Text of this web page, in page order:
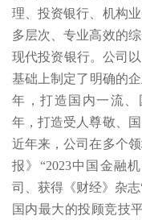
理、投资银行、机构
多层次、专业高效的
现代投资银行。公司
基础上制定了明确的
年，打造国内一流、
年，打造受人尊敬、
近年来，公司在多个
报》“2023中国金融
司、获得《财经》杂志
国内最大的投顾竞技